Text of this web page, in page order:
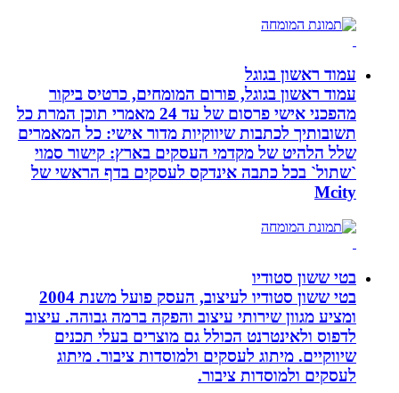
עמוד ראשון בגוגל
עמוד ראשון בגוגל, פורום המומחים, כרטיס ביקור
מהפכני אישי פרסום של עד 24 מאמרי תוכן המרת כל
תשובותיך לכתבות שיווקיות מדור אישי: כל המאמרים
שלל הלהיט של מקדמי העסקים בארץ: קישור סמוי
`שתול` בכל כתבה אינדקס לעסקים בדף הראשי של
Mcity
בטי ששון סטודיו
בטי ששון סטודיו לעיצוב, העסק פועל משנת 2004
ומציע מגוון שירותי עיצוב והפקה ברמה גבוהה. עיצוב
לדפוס ולאינטרנט הכולל גם מוצרים בעלי תכנים
שיווקיים. מיתוג לעסקים ולמוסדות ציבור. מיתוג
לעסקים ולמוסדות ציבור.